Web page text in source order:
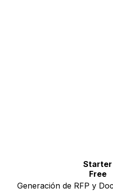
Starter
Free
Generación de RFP y